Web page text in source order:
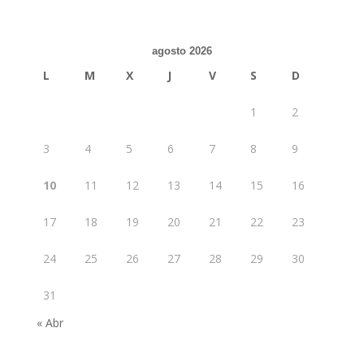
agosto 2026
L M X J V S D
1 2
3 4 5 6 7 8 9
10 11 12 13 14 15 16
17 18 19 20 21 22 23
24 25 26 27 28 29 30
31
« Abr